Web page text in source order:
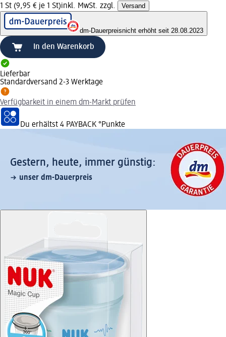
1 St (9,95 € je 1 St)inkl. MwSt. zzgl. Versand
dm-Dauerpreisnicht erhöht seit 28.08.2023
In den Warenkorb
Lieferbar
Standardversand 2-3 Werktage
Verfügbarkeit in einem dm-Markt prüfen
Du erhältst 4 PAYBACK °Punkte
Gestern, heute, immer günstig:
unser dm-Dauerpreis